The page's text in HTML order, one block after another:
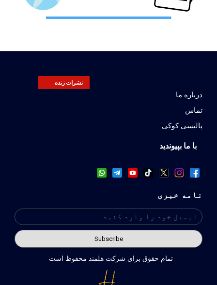
نشرات زنده
درباره ما
تماس
پالیسی کوکی
با ما بپیوندید
نامه خبری
تمام حقوق براي شركت هلمند محفوظ است